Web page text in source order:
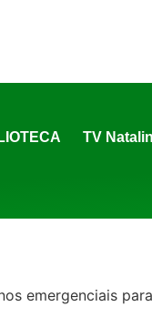
TV
emergenciais